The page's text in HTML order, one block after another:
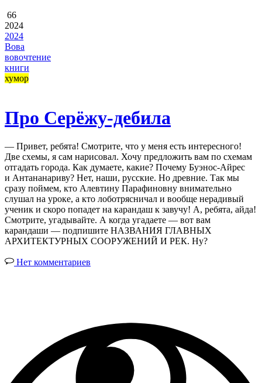
66
2024
2024
Вова
вовочтение
книги
хумор
Про Серёжу-дебила
— Привет, ребята! Смотрите, что у меня есть интересного!
Две схемы, я сам нарисовал. Хочу предложить вам по схемам
отгадать города. Как думаете, какие? Почему Буэнос-Айрес
и Антананариву? Нет, наши, русские. Но древние. Так мы
сразу поймем, кто Алевтину Парафиновну внимательно
слушал на уроке, а кто лоботрясничал и вообще нерадивый
ученик и скоро попадет на карандаш к завучу! А, ребята, айда!
Смотрите, угадывайте. А когда угадаете — вот вам
карандаши — подпишите НАЗВАНИЯ ГЛАВНЫХ
АРХИТЕКТУРНЫХ СООРУЖЕНИЙ И РЕК. Ну?
Нет комментариев